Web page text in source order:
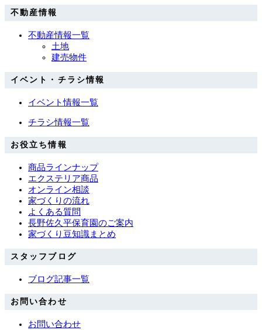
不動産情報
不動産情報一覧
土地
建売物件
イベント・チラシ情報
イベント情報一覧
チラシ情報一覧
お役立ち情報
商品ラインナップ
エクステリア商品
オンライン相談
家づくりの流れ
よくある質問
長野佐久平保育園のご案内
家づくり豆知識まとめ
スタッフブログ
ブログ記事一覧
お問い合わせ
お問い合わせ